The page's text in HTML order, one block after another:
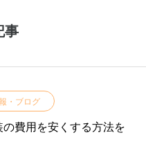
事
・ブログ
の費用を安くする方法を